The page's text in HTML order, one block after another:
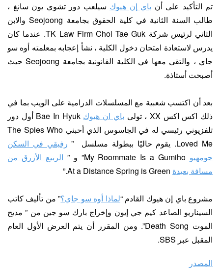
تم التأكيد على أن باي إن هيوك سيلعب دور تشوي يون سانغ ،
طالب السنة الثانية في كلية الحقوق بجامعة Seojoong والابن
الثاني لرئيس شركة TK Law Firm Choi Tae Guk. عندما كان
يدرس لاستعادة امتحان دخول الكلية ، نشأ إعجابه بمعلمته أوه سو
جاي ، والتقى معها في الكلية القانونية بجامعة Seojoong حيث
أصبحت أستاذة.
بعد أن اكتسب شعبية مع المسلسلات الدرامية على الويب بما في
ذلك اكس اكس XX ، تولى
باي ان هيوك
Bae In Hyuk أول دور
تلفزيوني رئيسي له في الجاسوس الذي أحبني The Spies Who
Loved Me. يقوم حاليًا ببطولة مسلسل ”
رفيقي في السكن
جومهيو
الربيع الأزرق من
مسافة بعيدة
مشروع باي إن هيوك القادم “لماذا أوه سو جاي؟” من تأليف كاتب
السيناريو الصاعد كيم جي إيون وإخراج بارك سو جين من ” مديح
الموت Death Song”. ومن المقرر أن يتم العرض الأول العام
المقبل عبر SBS.
المصدر